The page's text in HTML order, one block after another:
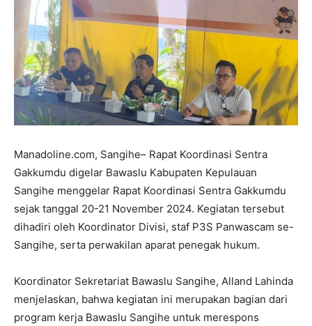
Manadoline.com, Sangihe– Rapat Koordinasi Sentra
Gakkumdu digelar Bawaslu Kabupaten Kepulauan
Sangihe menggelar Rapat Koordinasi Sentra Gakkumdu
sejak tanggal 20-21 November 2024. Kegiatan tersebut
dihadiri oleh Koordinator Divisi, staf P3S Panwascam se-
Sangihe, serta perwakilan aparat penegak hukum.
Koordinator Sekretariat Bawaslu Sangihe, Alland Lahinda
menjelaskan, bahwa kegiatan ini merupakan bagian dari
program kerja Bawaslu Sangihe untuk merespons